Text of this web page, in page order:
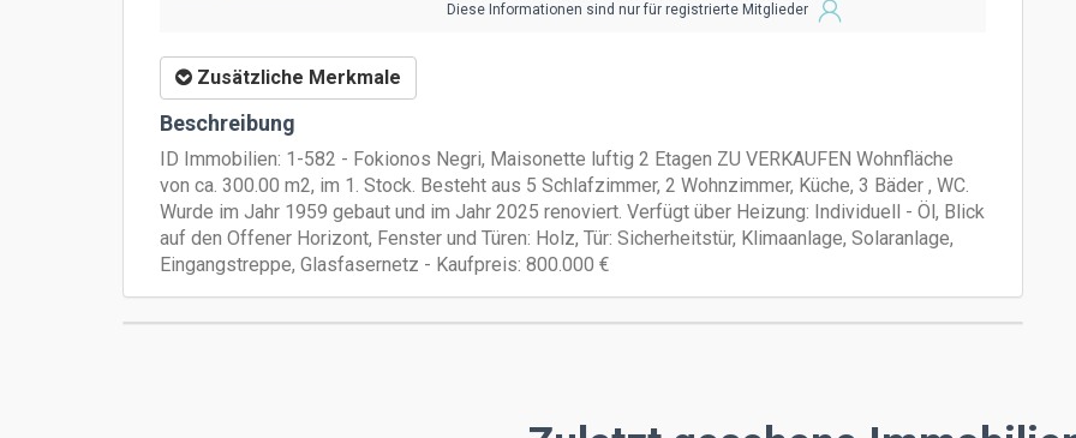
Diese Ιnformationen sind nur für registrierte Mitglieder
Zusätzliche Merkmale
Beschreibung
ID Immobilien: 1-582 - Fokionos Negri, Maisonette luftig 2 Etagen ZU VERKAUFEN Wohnfläche
von ca. 300.00 m2, im 1. Stock. Besteht aus 5 Schlafzimmer, 2 Wohnzimmer, Küche, 3 Bäder , WC.
Wurde im Jahr 1959 gebaut und im Jahr 2025 renoviert. Verfügt über Heizung: Individuell - Öl, Blick
auf den Offener Horizont, Fenster und Türen: Holz, Tür: Sicherheitstür, Klimaanlage, Solaranlage,
Eingangstreppe, Glasfasernetz - Kaufpreis: 800.000 €